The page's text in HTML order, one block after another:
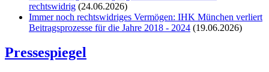
rechtswidrig (24.06.2026)
Immer noch rechtswidriges Vermögen: IHK München verliert
Beitragsprozesse für die Jahre 2018 - 2024 (19.06.2026)
Pressespiegel